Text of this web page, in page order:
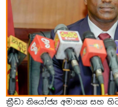
ක්‍රීඩා නියෝජ්‍ය අමාත්‍ය සහ